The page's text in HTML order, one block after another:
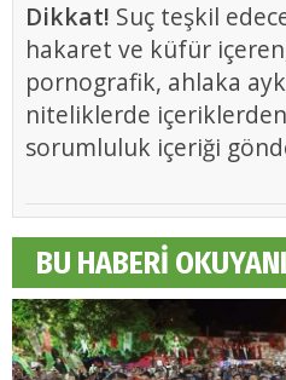
Dikkat! Suç teşkil
hakaret ve küfür
pornografik, ahlaka
niteliklerde
sorumluluk içeriği
BU HABERİ